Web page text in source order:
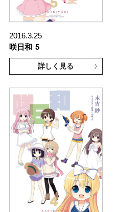
2016.3.25
咲日和 5
詳しく見る